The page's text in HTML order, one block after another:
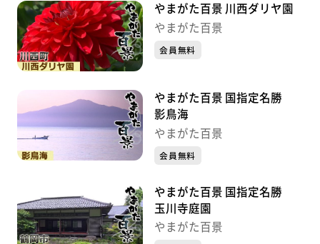
やまがた百景 川西ダリヤ園
やまがた百景
会員無料
やまがた百景 国指定名勝
影鳥海
やまがた百景
会員無料
やまがた百景 国指定名勝
玉川寺庭園
やまがた百景